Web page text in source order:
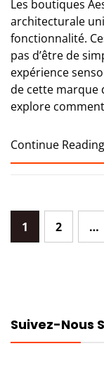
Les boutiques
architecturale
fonctionnalité.
pas d’être de
expérience
de cette marque
explore
Continue Reading
des
1 2 …
Suivez-Nous